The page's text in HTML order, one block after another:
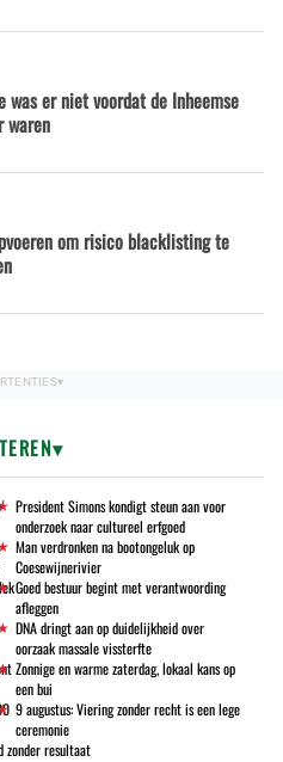
was er niet voordat de Inheemse
waren
om risico blacklisting te
President Simons kondigt steun aan voor
onderzoek naar cultureel erfgoed
Man verdronken na bootongeluk op
Coesewijnerivier
Goed bestuur begint met verantwoording
afleggen
DNA dringt aan op duidelijkheid over
oorzaak massale vissterfte
Zonnige en warme zaterdag, lokaal kans op
een bui
9 augustus: Viering zonder recht is een lege
ceremonie
zonder resultaat